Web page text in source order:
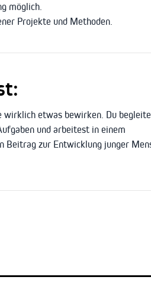
möglich.
Projekte und Methoden.
wirklich etwas bewirken. Du
und arbeitest in einem
Beitrag zur Entwicklung junger